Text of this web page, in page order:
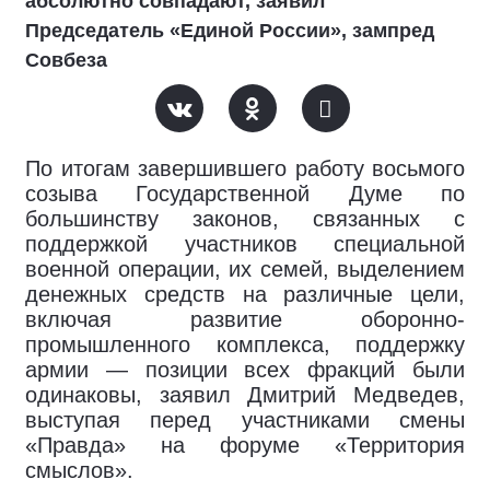
Председатель «Единой России», зампред
Совбеза
По итогам завершившего работу восьмого
созыва Государственной Думе по
большинству законов, связанных с
поддержкой участников специальной
военной операции, их семей, выделением
денежных средств на различные цели,
включая развитие оборонно-
промышленного комплекса, поддержку
армии — позиции всех фракций были
одинаковы, заявил Дмитрий Медведев,
выступая перед участниками смены
«Правда» на форуме «Территория
смыслов».